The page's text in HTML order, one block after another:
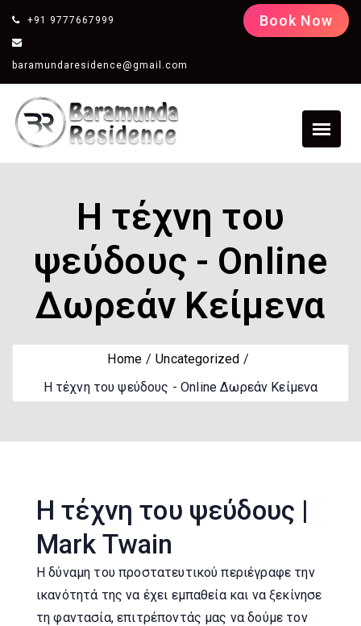
+91 9777667999
baramundaresidence@gmail.com
Book Now
Η τέχνη του
ψεύδους - Online
Δωρεάν Κείμενα
Home
Uncategorized
Η τέχνη του ψεύδους - Online Δωρεάν Κείμενα
Η τέχνη του ψεύδους |
Mark Twain
Η δύναμη του προστατευτικού περιέγραφε την
ικανότητά της να έχει εμπαθεία και να ξεκίνησε
τη φαντασία, επιτρέποντάς μας να δούμε τον